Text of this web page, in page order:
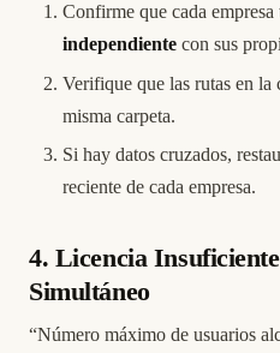
Confirme que cada empresa
independiente con sus
Verifique que las rutas en
misma carpeta.
Si hay datos cruzados,
reciente de cada empresa.
4. Licencia
Simultáneo
“Número máximo de usuarios